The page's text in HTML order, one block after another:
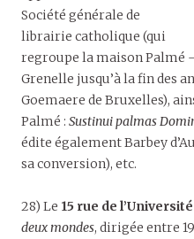
Société générale de
librairie catholique (qui
regroupe la maison Palmé
Grenelle jusqu’à la fin des
Goemaere de Bruxelles),
Palmé : Sustinui palmas
édite également Barbey
sa conversion), etc.
28) Le 15 rue de l’Université
deux mondes, dirigée entre